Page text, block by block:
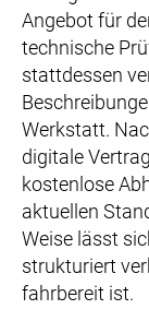
Angebot für
technische
stattdessen
Werkstatt.
digitale
kostenlose
aktuellen
Weise lässt
strukturiert
fahrbereit ist.